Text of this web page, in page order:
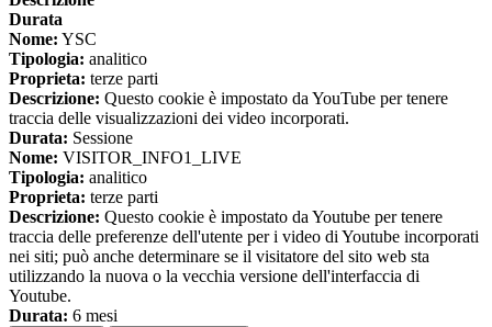
Durata
Nome: YSC
Tipologia: analitico
Proprieta: terze parti
Descrizione: Questo cookie è impostato da YouTube per tenere
traccia delle visualizzazioni dei video incorporati.
Durata: Sessione
Nome: VISITOR_INFO1_LIVE
Tipologia: analitico
Proprieta: terze parti
Descrizione: Questo cookie è impostato da Youtube per tenere
traccia delle preferenze dell'utente per i video di Youtube incorporati
nei siti; può anche determinare se il visitatore del sito web sta
utilizzando la nuova o la vecchia versione dell'interfaccia di
Youtube.
Durata: 6 mesi